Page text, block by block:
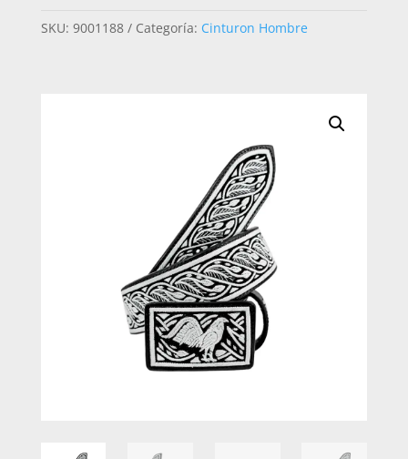
TRENZA
SKU: 9001188 Categoría: Cinturon Hombre